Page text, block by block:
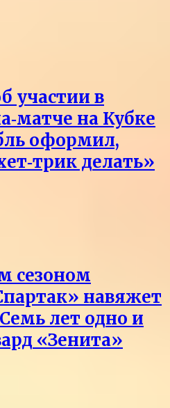
участии в
на Кубке
оформил,
делать»
сезоном
навяжет
лет одно и
«Зенита»